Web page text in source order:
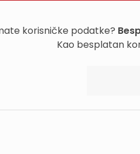
korisničke podatke?
Kao besplatan